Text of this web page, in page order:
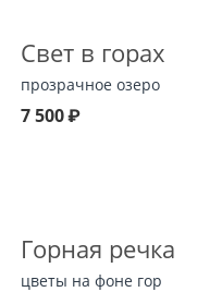
Свет в горах
прозрачное озеро
7 500₽
Горная речка
цветы на фоне гор